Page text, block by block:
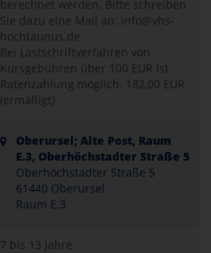
berechnet werden. Bitte schreiben
Sie dazu eine Mail an: info@vhs-
hochtaunus.de
Bei Lastschriftverfahren von
Kursgebühren über 100 EUR ist
Ratenzahlung möglich. 182,00 EUR
(ermäßigt)
Oberursel; Alte Post, Raum
E.3, Oberhöchstadter Straße 5
Oberhöchstadter Straße 5
61440 Oberursel
Raum E.3
7 bis 13 Jahre